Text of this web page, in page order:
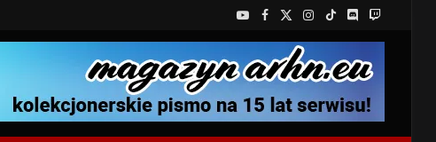
YouTube
Facebook
X
(Twitter)
Instagram
TikTokDiscordTwitch